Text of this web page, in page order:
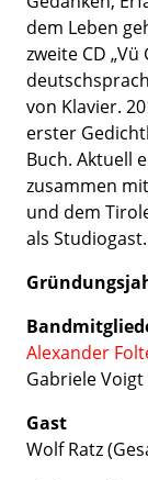
dem Leben
zweite CD
von Klavier.
erster
Buch. Aktuell
zusammen
und dem
als Studiogast.
Alexander
Gabriele Voigt
Gast
Wolf Ratz